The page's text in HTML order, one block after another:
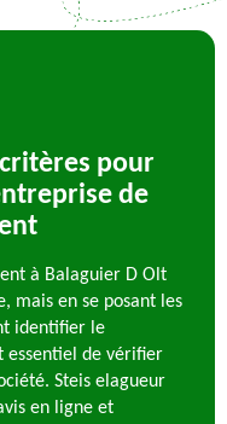
pour
de
à Balaguier D Olt
mais en se posant les
identifier le
essentiel de vérifier
Steis elagueur
en ligne et